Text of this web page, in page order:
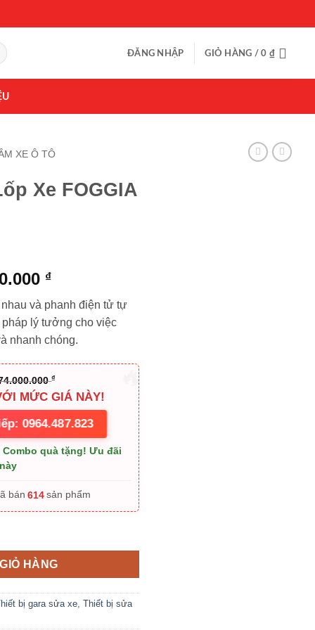
ĐĂNG NHẬP GIỎ HÀNG /0 ₫
XE Ô TÔ
Xe FOGGIA
₫.
₫Giá
hiện
tại
là:
74.000.000 ₫.
và phanh điện tử tự
lý tưởng cho việc
nhanh chóng.
₫
MỨC GIÁ NÀY!
0964.487.823
Combo quà tặng! Ưu đãi
bán 614 sản phẩm
HÀNG
bị gara sửa xe, Thiết bị sửa